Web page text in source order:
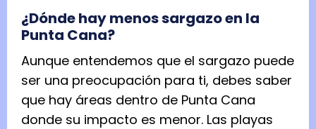
¿Dónde hay menos sargazo en la
Punta Cana?
Aunque entendemos que el sargazo puede
ser una preocupación para ti, debes saber
que hay áreas dentro de Punta Cana
donde su impacto es menor. Las playas